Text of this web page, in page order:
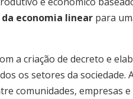
economia linear para
a criação de decreto e
os setores da sociedade.
comunidades, empresas